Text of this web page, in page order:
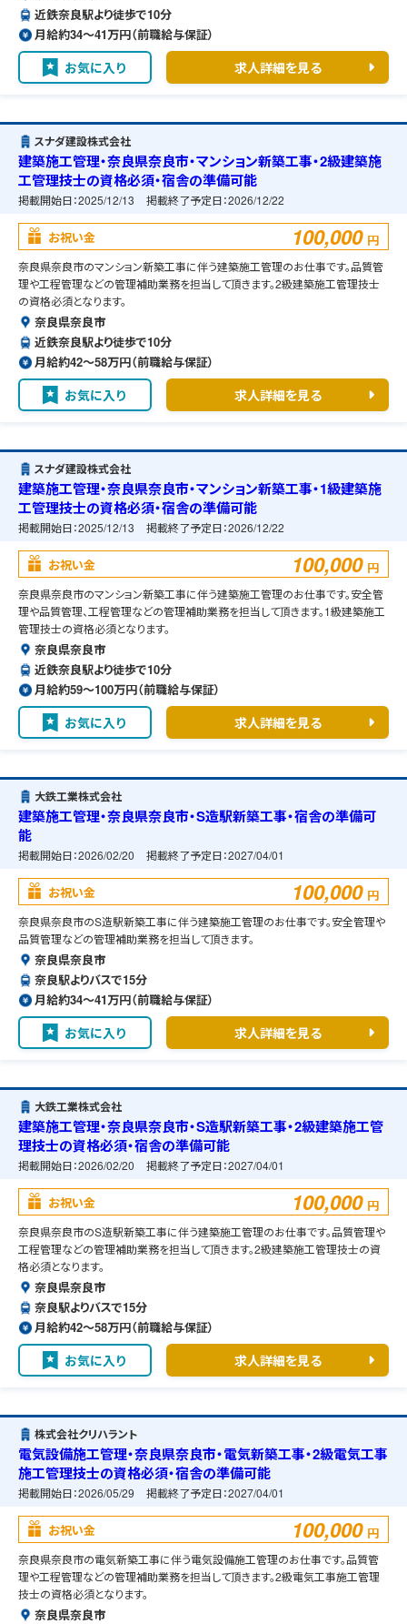
近鉄奈良駅より徒歩で10分
月給約34〜41万円（前職給与保証）
お気に入り 求人詳細を見る
スナダ建設株式会社
建築施工管理・奈良県奈良市・マンション新築工事・2級建築施
工管理技士の資格必須・宿舎の準備可能
掲載開始日：2025/12/13 掲載終了予定日：2026/12/22
お祝い金 100,000 円
奈良県奈良市のマンション新築工事に伴う建築施工管理のお仕事です。品質管
理や工程管理などの管理補助業務を担当して頂きます。2級建築施工管理技士
の資格必須となります。
奈良県奈良市
近鉄奈良駅より徒歩で10分
月給約42〜58万円（前職給与保証）
お気に入り 求人詳細を見る
スナダ建設株式会社
建築施工管理・奈良県奈良市・マンション新築工事・1級建築施
工管理技士の資格必須・宿舎の準備可能
掲載開始日：2025/12/13 掲載終了予定日：2026/12/22
お祝い金 100,000 円
奈良県奈良市のマンション新築工事に伴う建築施工管理のお仕事です。安全管
理や品質管理、工程管理などの管理補助業務を担当して頂きます。1級建築施工
管理技士の資格必須となります。
奈良県奈良市
近鉄奈良駅より徒歩で10分
月給約59〜100万円（前職給与保証）
お気に入り 求人詳細を見る
大鉄工業株式会社
建築施工管理・奈良県奈良市・S造駅新築工事・宿舎の準備可
能
掲載開始日：2026/02/20 掲載終了予定日：2027/04/01
お祝い金 100,000 円
奈良県奈良市のS造駅新築工事に伴う建築施工管理のお仕事です。安全管理や
品質管理などの管理補助業務を担当して頂きます。
奈良県奈良市
奈良駅よりバスで15分
月給約34〜41万円（前職給与保証）
お気に入り 求人詳細を見る
大鉄工業株式会社
建築施工管理・奈良県奈良市・S造駅新築工事・2級建築施工管
理技士の資格必須・宿舎の準備可能
掲載開始日：2026/02/20 掲載終了予定日：2027/04/01
お祝い金 100,000 円
奈良県奈良市のS造駅新築工事に伴う建築施工管理のお仕事です。品質管理や
工程管理などの管理補助業務を担当して頂きます。2級建築施工管理技士の資
格必須となります。
奈良県奈良市
奈良駅よりバスで15分
月給約42〜58万円（前職給与保証）
お気に入り 求人詳細を見る
株式会社クリハラント
電気設備施工管理・奈良県奈良市・電気新築工事・2級電気工事
施工管理技士の資格必須・宿舎の準備可能
掲載開始日：2026/05/29 掲載終了予定日：2027/04/01
お祝い金 100,000 円
奈良県奈良市の電気新築工事に伴う電気設備施工管理のお仕事です。品質管
理や工程管理などの管理補助業務を担当して頂きます。2級電気工事施工管理
技士の資格必須となります。
奈良県奈良市